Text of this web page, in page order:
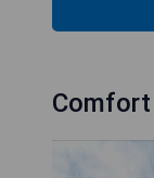
Comfort